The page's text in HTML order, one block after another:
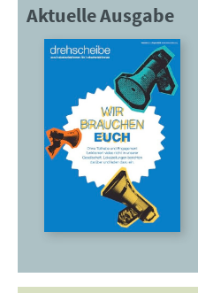
Aktuelle Ausgabe